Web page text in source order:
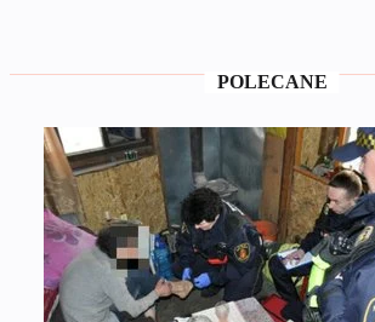
POLECANE